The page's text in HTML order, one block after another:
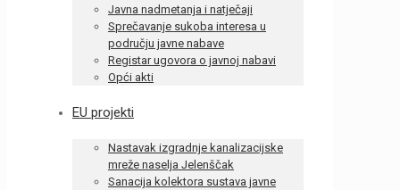
Javna nadmetanja i natječaji
Sprečavanje sukoba interesa u
području javne nabave
Registar ugovora o javnoj nabavi
Opći akti
EU projekti
Nastavak izgradnje kanalizacijske
mreže naselja Jelenščak
Sanacija kolektora sustava javne